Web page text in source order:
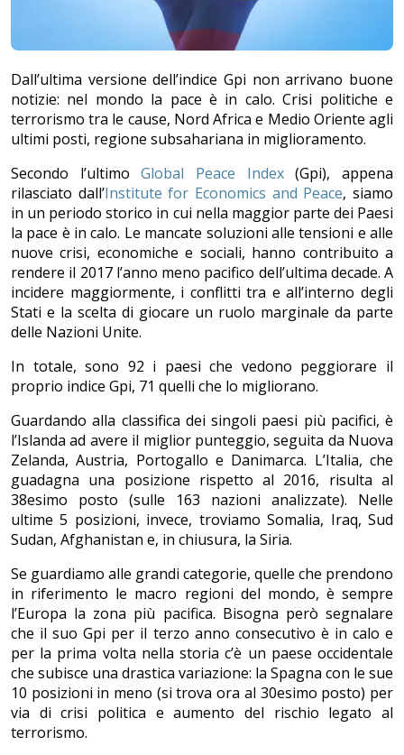
Dall’ultima versione dell’indice Gpi non arrivano buone
notizie: nel mondo la pace è in calo. Crisi politiche e
terrorismo tra le cause, Nord Africa e Medio Oriente agli
ultimi posti, regione subsahariana in miglioramento.
Secondo l’ultimoGlobal Peace Index(Gpi), appena
rilasciato dall’Institute for Economics and Peace, siamo
in un periodo storico in cui nella maggior parte dei Paesi
la pace è in calo. Le mancate soluzioni alle tensioni e alle
nuove crisi, economiche e sociali, hanno contribuito a
rendere il 2017 l’anno meno pacifico dell’ultima decade. A
incidere maggiormente, i conflitti tra e all’interno degli
Stati e la scelta di giocare un ruolo marginale da parte
delle Nazioni Unite.
In totale, sono 92 i paesi che vedono peggiorare il
proprio indice Gpi, 71 quelli che lo migliorano.
Guardando alla classifica dei singoli paesi più pacifici, è
l’Islanda ad avere il miglior punteggio, seguita da Nuova
Zelanda, Austria, Portogallo e Danimarca. L’Italia, che
guadagna una posizione rispetto al 2016, risulta al
38esimo posto (sulle 163 nazioni analizzate). Nelle
ultime 5 posizioni, invece, troviamo Somalia, Iraq, Sud
Sudan, Afghanistan e, in chiusura, la Siria.
Se guardiamo alle grandi categorie, quelle che prendono
in riferimento le macro regioni del mondo, è sempre
l’Europa la zona più pacifica. Bisogna però segnalare
che il suo Gpi per il terzo anno consecutivo è in calo e
per la prima volta nella storia c’è un paese occidentale
che subisce una drastica variazione: la Spagna con le sue
10 posizioni in meno (si trova ora al 30esimo posto) per
via di crisi politica e aumento del rischio legato al
terrorismo.